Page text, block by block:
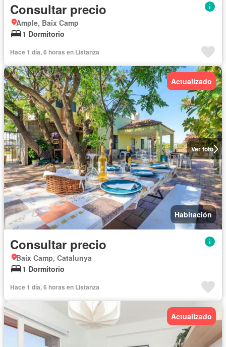
Consultar precio
Ample, Baix Camp
1 Dormitorio
Hace 1 día, 6 horas en Listanza
Ver foto
Actualizado
Habitación
Consultar precio
Baix Camp, Catalunya
1 Dormitorio
Hace 1 día, 6 horas en Listanza
Actualizado